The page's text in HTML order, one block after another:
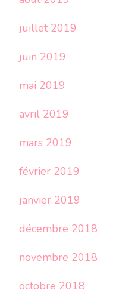
juillet 2019
juin 2019
mai 2019
avril 2019
mars 2019
février 2019
janvier 2019
décembre 2018
novembre 2018
octobre 2018